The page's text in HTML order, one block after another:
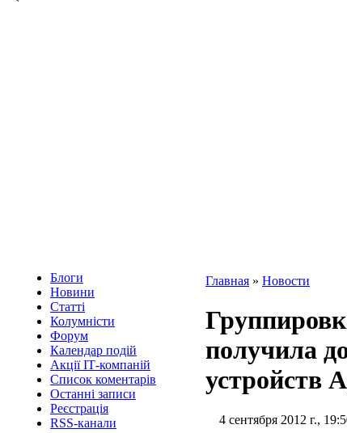
`
Блоги
Новини
Статті
Колумністи
Форум
Календар подій
Акції ІТ-компаній
Список коментарів
Останні записи
Реєстрація
RSS-канали
Главная » Новости
получила
устройств
4 сентября 2012 г.,